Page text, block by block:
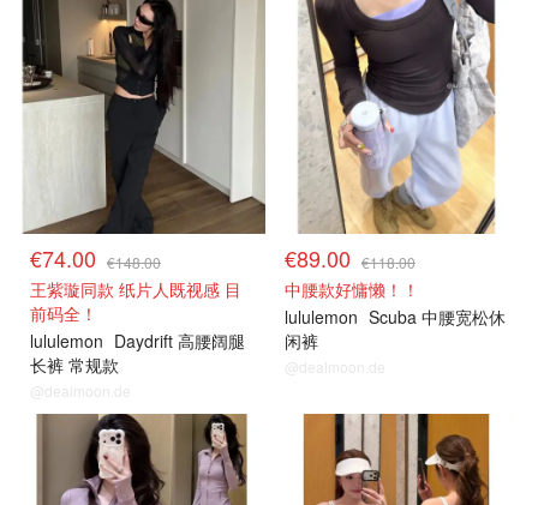
€74.00 €148.00
王紫璇同款 纸片人既视感 目
前码全！
lululemon Daydrift 高腰阔腿
长裤 常规款
@dealmoon.de
€89.00 €118.00
中腰款好慵懒！！
lululemon Scuba 中腰宽松休
闲裤
@dealmoon.de